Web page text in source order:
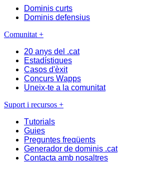
Dominis curts
Dominis defensius
Comunitat +
20 anys del .cat
Estadístiques
Casos d'èxit
Concurs Wapps
Uneix-te a la comunitat
Suport i recursos +
Tutorials
Guies
Preguntes freqüents
Generador de dominis .cat
Contacta amb nosaltres